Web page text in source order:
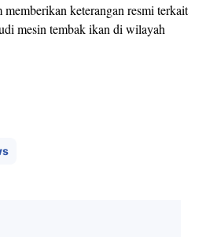
keterangan resmi terkait
mesin tembak ikan di wilayah